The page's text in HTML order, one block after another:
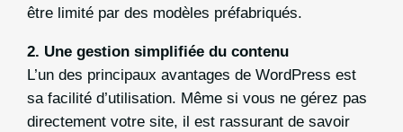
être limité par des modèles préfabriqués.
2. Une gestion simplifiée du contenu
L’un des principaux avantages de WordPress est
sa facilité d’utilisation. Même si vous ne gérez pas
directement votre site, il est rassurant de savoir